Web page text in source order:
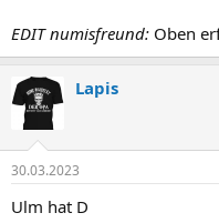
EDIT numisfreund: Oben
Lapis
30.03.2023
Ulm hat D